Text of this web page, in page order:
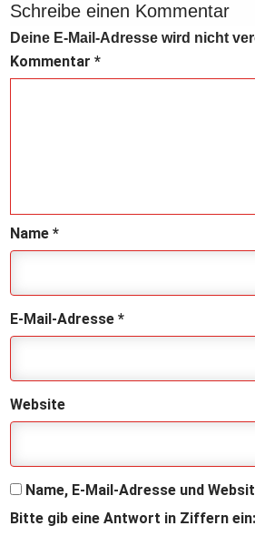
Schreibe einen Kommentar
Deine E-Mail-Adresse wird nicht
Kommentar *
Name *
E-Mail-Adresse *
Website
Name, E-Mail-Adresse und
Bitte gib eine Antwort in Ziffern ein: